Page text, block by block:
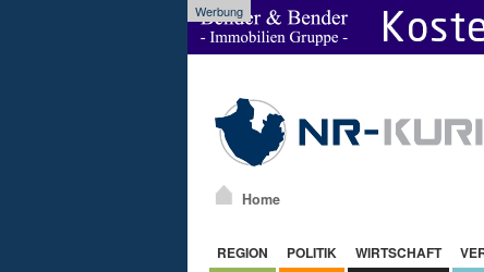
Werbung
Home
REGION POLITIK WIRTSCHAFT